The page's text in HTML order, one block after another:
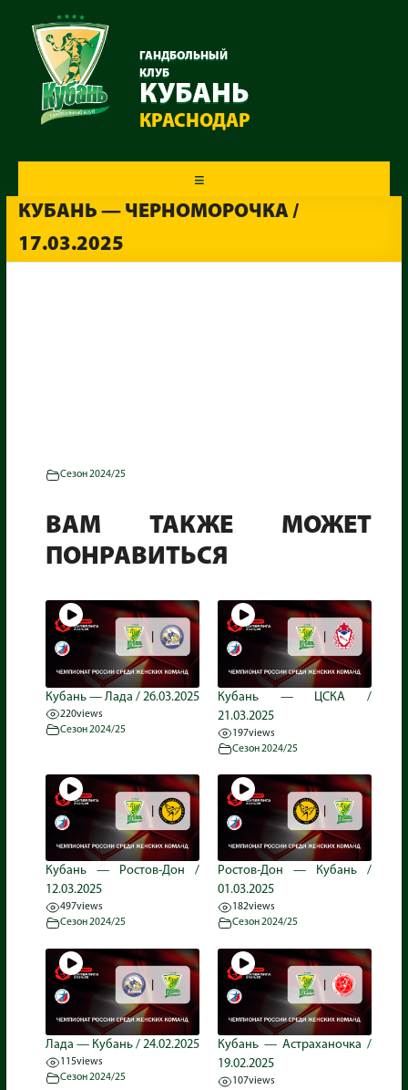
ГАНДБОЛЬНЫЙ
КЛУБ
КУБАНЬ
КРАСНОДАР
КУБАНЬ — ЧЕРНОМОРОЧКА /
17.03.2025
Сезон 2024/25
ВАМ ТАКЖЕ МОЖЕТ
ПОНРАВИТЬСЯ
Кубань — Лада / 26.03.2025
220views
Сезон 2024/25
Кубань — ЦСКА /
21.03.2025
197views
Сезон 2024/25
Кубань — Ростов-Дон /
12.03.2025
497views
Сезон 2024/25
Ростов-Дон — Кубань /
01.03.2025
182views
Сезон 2024/25
Лада — Кубань / 24.02.2025
115views
Сезон 2024/25
Кубань — Астраханочка /
19.02.2025
107views